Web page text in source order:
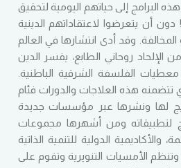
البرامج إلى حياتهم اليومية لتحقيق
أن يتعرضوا لاعتقاداتهم الدينية
وقد أدى انتشارها في العالم
روحاني الطابع، يفسر الدين
الفلسفة الشرقية الباطنية.
تتضمنه هذه العلاجات والدورات فئام
لها ونشرها عبر مؤسسات جديدة
لتطبيقاته ومن أشهرها مجموعات
والأكاديمية الدولية للتنمية الذاتية
وتنظم الأمسيات التنويرية وتقوم على